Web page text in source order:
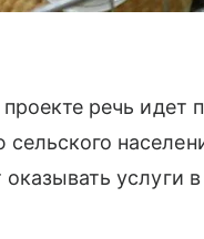
речь идет
услуги